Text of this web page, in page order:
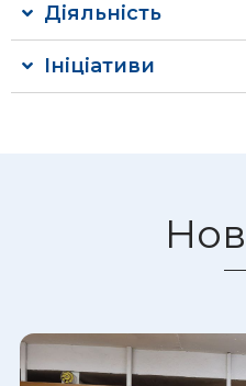
Діяльність
Ініціативи